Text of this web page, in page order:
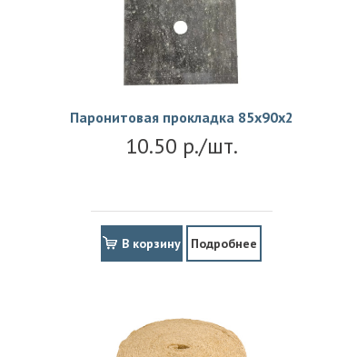
Паронитовая прокладка 85x90x2
10.50 р./шт.
В корзину Подробнее